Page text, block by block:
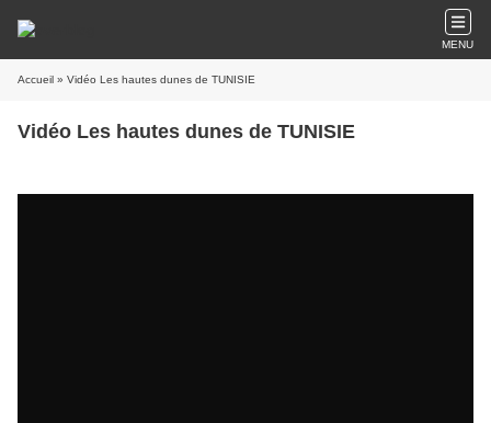
MENU
Accueil » Vidéo Les hautes dunes de TUNISIE
Vidéo Les hautes dunes de TUNISIE